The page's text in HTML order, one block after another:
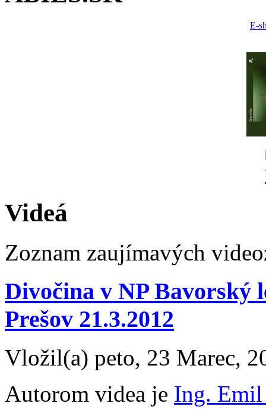
E-
Videá
Zoznam zaujímavých
Divočina v NP Bavorský
Prešov 21.3.2012
Vložil(a) peto, 23 Marec,
Autorom videa je Ing. Emil